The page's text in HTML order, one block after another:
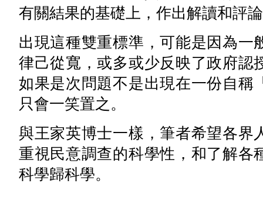
有關結果的基礎上，作出解讀和評
出現這種雙重標準，可能是因為一
律己從寬，或多或少反映了政府認
如果是次問題不是出現在一份自稱
只會一笑置之。
與王家英博士一樣，筆者希望各界
重視民意調查的科學性，和了解各
科學歸科學。